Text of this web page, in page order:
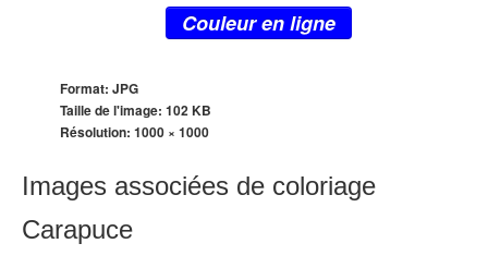
Couleur en ligne
Format: JPG
Taille de l'image: 102 KB
Résolution: 1000 × 1000
Images associées de coloriage
Carapuce